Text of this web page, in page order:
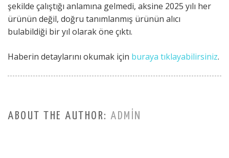
şekilde çalıştığı anlamına gelmedi, aksine 2025 yılı her
ürünün değil, doğru tanımlanmış ürünün alıcı
bulabildiği bir yıl olarak öne çıktı.
Haberin detaylarını okumak için buraya tıklayabilirsiniz.
ABOUT THE AUTHOR: ADMIN